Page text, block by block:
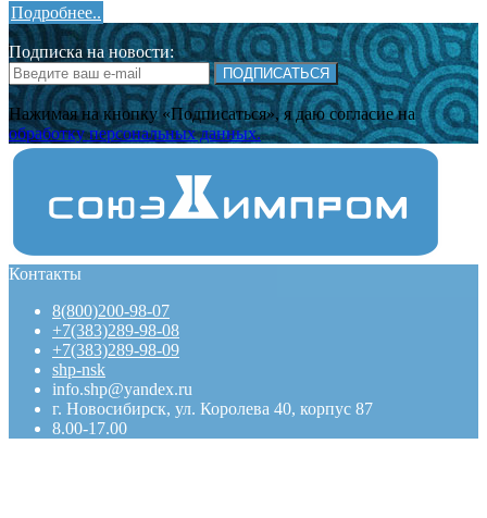
Подробнее..
Подписка на новости:
ПОДПИСАТЬСЯ
Нажимая на кнопку «Подписаться», я даю cогласие на
обработку персональных данных.
Контакты
8(800)200-98-07
+7(383)289-98-08
+7(383)289-98-09
shp-nsk
info.shp@yandex.ru
г. Новосибирск, ул. Королева 40, корпус 87
8.00-17.00